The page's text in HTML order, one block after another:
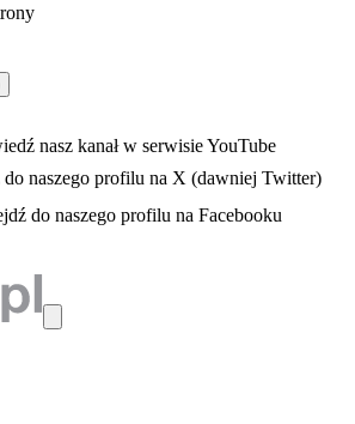
otwiera się w nowej karcie
nasz kanał w serwisie YouTube
karcie
do naszego profilu na X (dawniej Twitter)
- otwiera się w nowej karcie
do naszego profilu na Facebooku